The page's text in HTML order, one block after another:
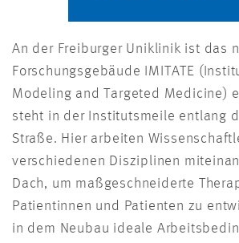
An der Freiburger Uniklinik ist das
Forschungsgebäude IMITATE
Modeling and Targeted Medicine)
steht in der Institutsmeile entlang
Straße. Hier arbeiten
verschiedenen Disziplinen
Dach, um maßgeschneiderte
Patientinnen und Patienten zu
in dem Neubau ideale